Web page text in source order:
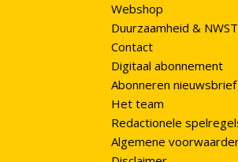
Webshop
Duurzaamheid & NWST
Contact
Digitaal abonnement
Abonneren nieuwsbrief
Het team
Redactionele
Algemene